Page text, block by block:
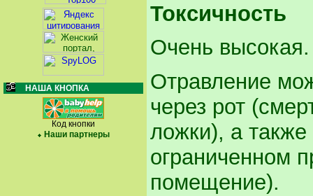
НАША КНОПКА
Код кнопки
Наши партнеры
Токсичность
Очень высокая.
Отравление
через рот
ложки), а
ограниченном
помещение).